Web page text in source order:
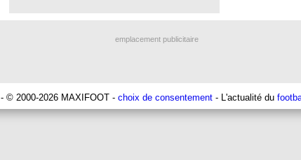
emplacement publicitaire
- © 2000-2026 MAXIFOOT - choix de consentement - L'actualité du